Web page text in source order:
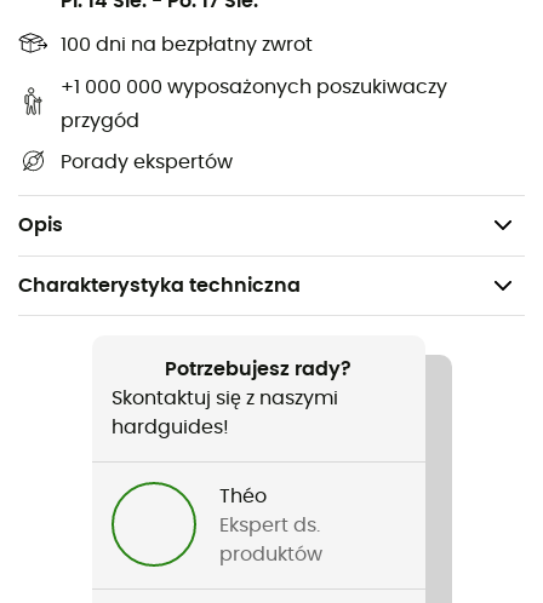
100 dni na bezpłatny zwrot
+1 000 000 wyposażonych poszukiwaczy
przygód
Porady ekspertów
Opis
Optymalny rozkład nacisków
Folia aluminiowa do izolacji przed zimnem
Konstrukcja specjalnie dostosowana do anatomii
wysokich podbici
Duży poduszeczek z pianki na pięcie dla idealnej
amortyzacji
Charakterystyka techniczna
Narciarstwo zjazdowe / Narty freeride
Nazwa produktu
Potrzebne: Wsparcie
Potrzebujesz rady?
Skontaktuj się z naszymi
hardguides!
Théo
Ekspert ds.
produktów